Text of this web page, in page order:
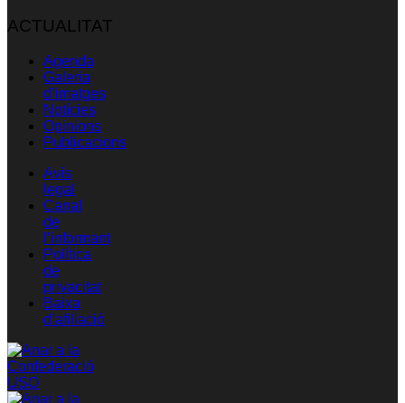
ACTUALITAT
Agenda
Galeria
d’imatges
Notícies
Opinions
Publicacions
Avís
legal
Canal
de
l’informant
Política
de
privacitat
Baixa
d’afiliació